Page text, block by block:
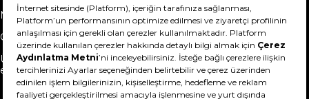
Mesafeli Satış Sözleşmesi
Teslimat Bilgisi
Gizlilik Sözleşmesi
Şartlar & Koşullar
Ürünümü nasıl iade
edebilirim?
Hakkımızda